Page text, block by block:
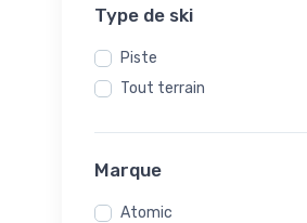
Type de ski
Piste
Tout terrain
Marque
Atomic